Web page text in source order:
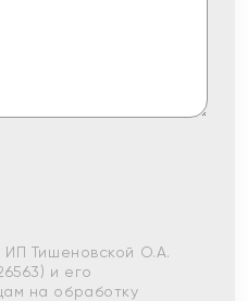
Тишеновской О.А.
и его
на обработку